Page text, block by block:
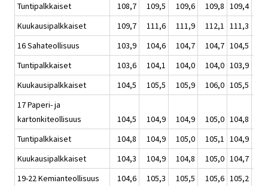
Tuntipalkkaiset
108,7 109,5 109,6 109,8 109,4
Kuukausipalkkaiset
109,7 111,6 111,9 112,1 111,3
16 Sahateollisuus
103,9 104,6 104,7 104,7 104,5
Tuntipalkkaiset
103,6 104,1 104,0 104,0 103,9
Kuukausipalkkaiset
104,5 105,5 105,9 106,0 105,5
17 Paperi- ja
kartonkiteollisuus
104,5 104,9 104,9 105,0 104,8
Tuntipalkkaiset
104,8 104,9 105,0 105,1 104,9
Kuukausipalkkaiset
104,3 104,9 104,8 105,0 104,7
19-22 Kemianteollisuus
104,6 105,3 105,5 105,6 105,2